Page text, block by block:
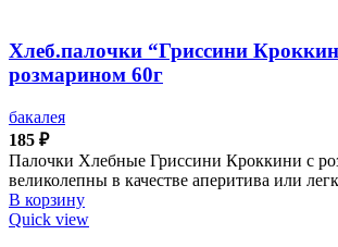
Хлеб.палочки “Гриссини
розмарином 60г
бакалея
185 ₽
Палочки Хлебные Гриссини Кроккини с
великолепны в качестве аперитива или
В корзину
Quick view